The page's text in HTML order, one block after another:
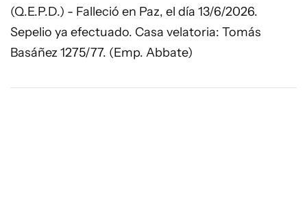
(Q.E.P.D.) - Falleció en Paz, el día 13/6/2026.
Sepelio ya efectuado. Casa velatoria: Tomás
Basáñez 1275/77. (Emp. Abbate)